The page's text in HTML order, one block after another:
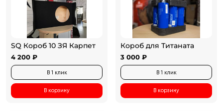
SQ Короб 10 ЗЯ Карпет
4 200 ₽
В 1 клик
В корзину
Короб для Титаната
3 000 ₽
В 1 клик
В корзину